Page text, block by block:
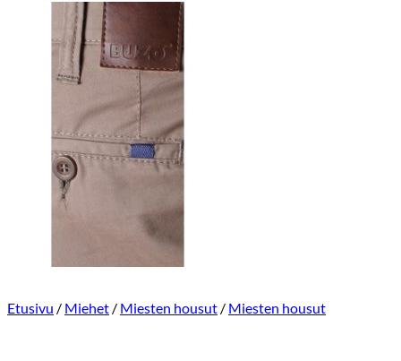
Etusivu / Miehet / Miesten housut / Miesten housut